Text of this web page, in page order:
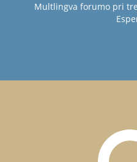
Multlingva forumo pri